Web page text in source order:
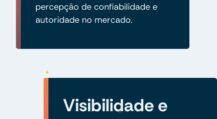
percepção de confiabilidade e
autoridade no mercado.
Visibilidade e